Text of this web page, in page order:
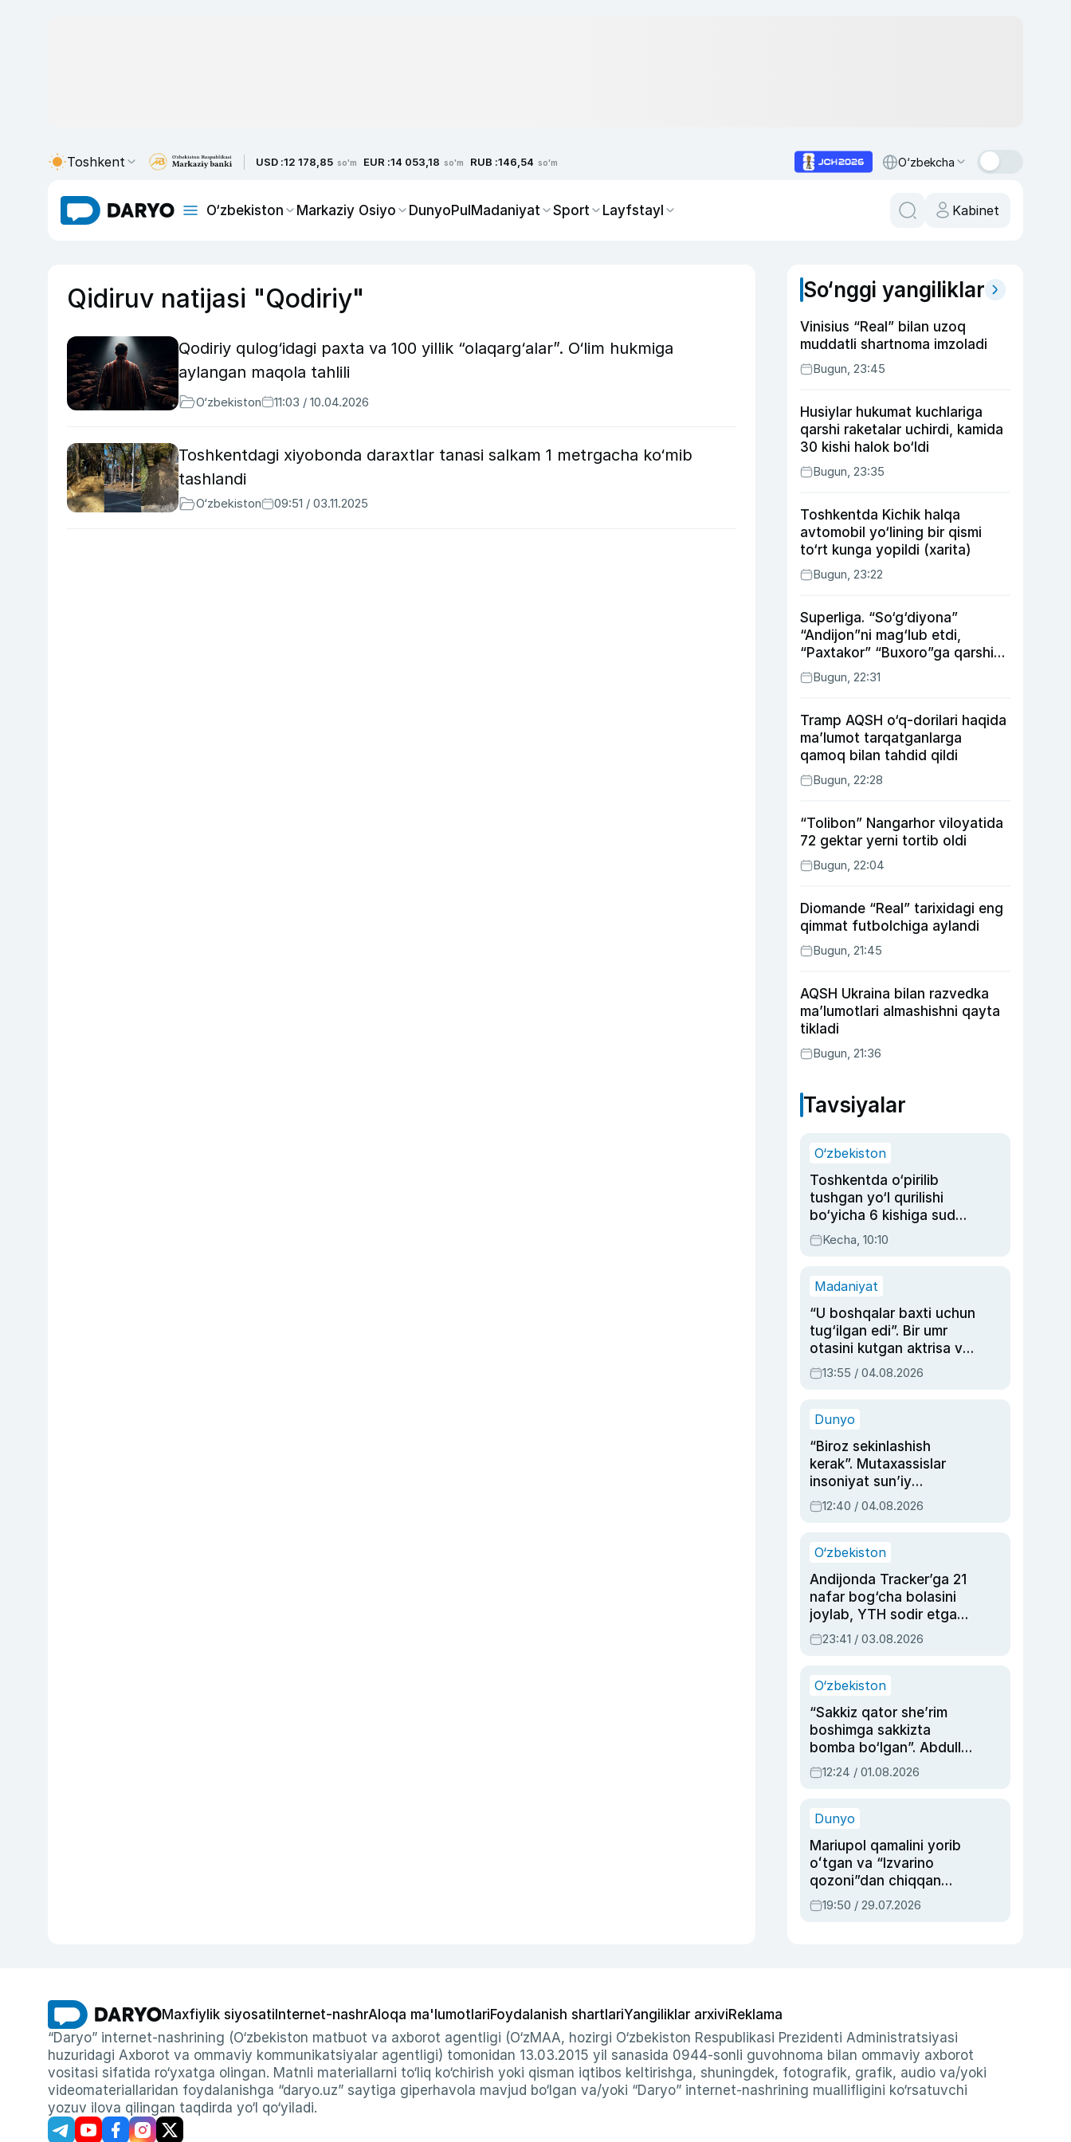
Toshkent USD :12 178,85 so'm EUR :14 053,18 so'm RUB :146,54 so'm O‘zbekcha
O‘zbekiston Markaziy Osiyo DunyoPulMadaniyat Sport Layfstayl Kabinet
Qidiruv natijasi "Qodiriy"
Qodiriy qulog‘idagi paxta va 100 yillik “olaqarg‘alar”. O‘lim hukmiga
aylangan maqola tahlili
O‘zbekiston 11:03 / 10.04.2026
Toshkentdagi xiyobonda daraxtlar tanasi salkam 1 metrgacha ko‘mib
tashlandi
O‘zbekiston 09:51 / 03.11.2025
So‘nggi yangiliklar
Vinisius “Real” bilan uzoq
muddatli shartnoma imzoladi
Bugun, 23:45
Husiylar hukumat kuchlariga
qarshi raketalar uchirdi, kamida
30 kishi halok bo‘ldi
Bugun, 23:35
Toshkentda Kichik halqa
avtomobil yo‘lining bir qismi
to‘rt kunga yopildi (xarita)
Bugun, 23:22
Superliga. “So‘g‘diyona”
“Andijon”ni mag‘lub etdi,
“Paxtakor” “Buxoro”ga qarshi
bahsda g‘alabani qo‘ldan
chiqardi
Bugun, 22:31
Tramp AQSH o‘q-dorilari haqida
ma’lumot tarqatganlarga
qamoq bilan tahdid qildi
Bugun, 22:28
“Tolibon” Nangarhor viloyatida
72 gektar yerni tortib oldi
Bugun, 22:04
Diomande “Real” tarixidagi eng
qimmat futbolchiga aylandi
Bugun, 21:45
AQSH Ukraina bilan razvedka
ma’lumotlari almashishni qayta
tikladi
Bugun, 21:36
Tavsiyalar
O‘zbekiston
Toshkentda o‘pirilib
tushgan yo‘l qurilishi
bo‘yicha 6 kishiga sud
hukmi o‘qildi
Kecha, 10:10
Madaniyat
“U boshqalar baxti uchun
tug‘ilgan edi”. Bir umr
otasini kutgan aktrisa va
dublyaj ustasi Rimma
Ahmedovaning
13:55 / 04.08.2026
Dunyo
“Biroz sekinlashish
kerak”. Mutaxassislar
insoniyat sun’iy
intellektni boshqara
olmay qolishidan xavotir
12:40 / 04.08.2026
O‘zbekiston
Andijonda Tracker’ga 21
nafar bog‘cha bolasini
joylab, YTH sodir etgan
ayolga sud hukmi o‘qildi
23:41 / 03.08.2026
O‘zbekiston
“Sakkiz qator she’rim
boshimga sakkizta
bomba bo‘lgan”. Abdulla
Oripovni siyosiy
ayblovlardan asrab
12:24 / 01.08.2026
Dunyo
Mariupol qamalini yorib
oʻtgan va “Izvarino
qozoni”dan chiqqan
qahramon — Ukraina
armiyasi bosh
19:50 / 29.07.2026
Maxfiylik siyosati Internet-nashrAloqa ma'lumotlariFoydalanish shartlariYangiliklar arxiviReklama
“Daryo” internet-nashrining (O‘zbekiston matbuot va axborot agentligi (O‘zMAA, hozirgi O‘zbekiston Respublikasi Prezidenti Administratsiyasi
huzuridagi Axborot va ommaviy kommunikatsiyalar agentligi) tomonidan 13.03.2015 yil sanasida 0944-sonli guvohnoma bilan ommaviy axborot
vositasi sifatida ro‘yxatga olingan. Matnli materiallarni to‘liq ko‘chirish yoki qisman iqtibos keltirishga, shuningdek, fotografik, grafik, audio va/yoki
videomateriallaridan foydalanishga “daryo.uz” saytiga giperhavola mavjud bo‘lgan va/yoki “Daryo” internet-nashrining muallifligini ko‘rsatuvchi
yozuv ilova qilingan taqdirda yo‘l qo‘yiladi.